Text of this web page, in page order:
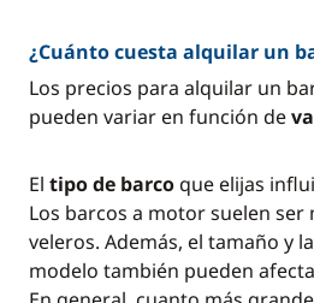
¿Cuánto cuesta alquilar un
Los precios para alquilar un
pueden variar en función de
El tipo de barcoque elijas
Los barcos a motor suelen ser
veleros. Además, el tamaño y
modelo también pueden